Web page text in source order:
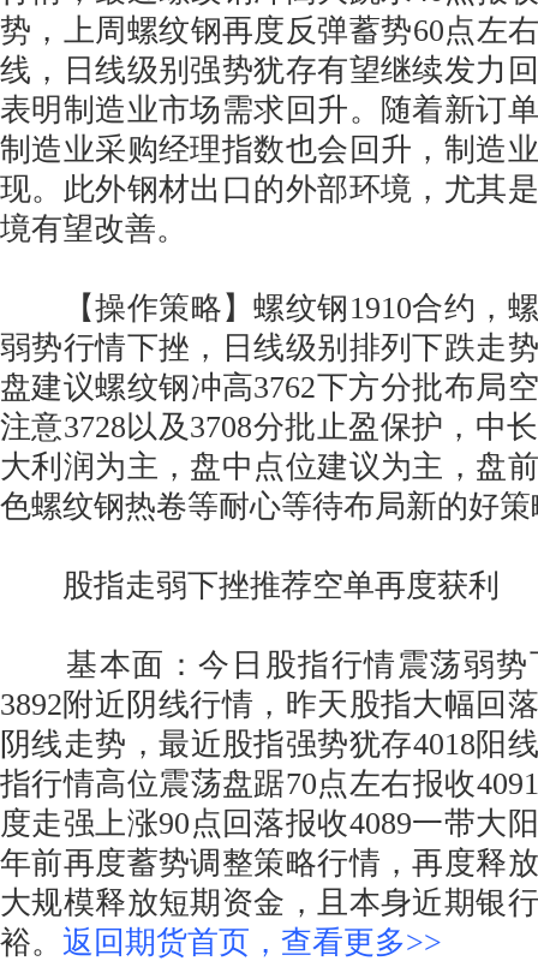
势，上周螺纹钢再度反弹蓄势60点左
线，日线级别强势犹存有望继续发力
表明制造业市场需求回升。随着新订
制造业采购经理指数也会回升，制造
现。此外钢材出口的外部环境，尤其
境有望改善。
【操作策略】螺纹钢1910合约，
弱势行情下挫，日线级别排列下跌走
盘建议螺纹钢冲高3762下方分批布局
注意3728以及3708分批止盈保护，中
大利润为主，盘中点位建议为主，盘
色螺纹钢热卷等耐心等待布局新的好
股指走弱下挫推荐空单再度获利
基本面：今日股指行情震荡弱势
3892附近阴线行情，昨天股指大幅回
阴线走势，最近股指强势犹存4018阳
指行情高位震荡盘踞70点左右报收
度走强上涨90点回落报收4089一带大
年前再度蓄势调整策略行情，再度释
大规模释放短期资金，且本身近期银
裕。 返回期货首页，查看更多>>